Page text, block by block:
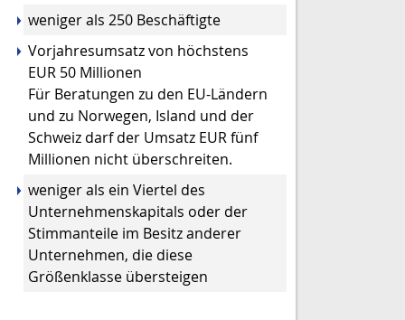
weniger als 250 Beschäftigte
Vorjahresumsatz von höchstens
EUR 50 Millionen
Für Beratungen zu den EU-Ländern
und zu Norwegen, Island und der
Schweiz darf der Umsatz EUR fünf
Millionen nicht überschreiten.
weniger als ein Viertel des
Unternehmenskapitals oder der
Stimmanteile im Besitz anderer
Unternehmen, die diese
Größenklasse übersteigen